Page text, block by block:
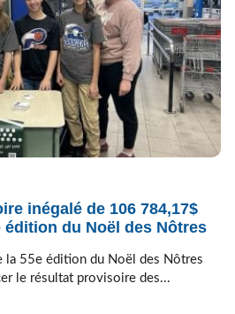
inégalé de 106 784,17$
édition du Noël des Nôtres
la 55e édition du Noël des Nôtres
le résultat provisoire des...